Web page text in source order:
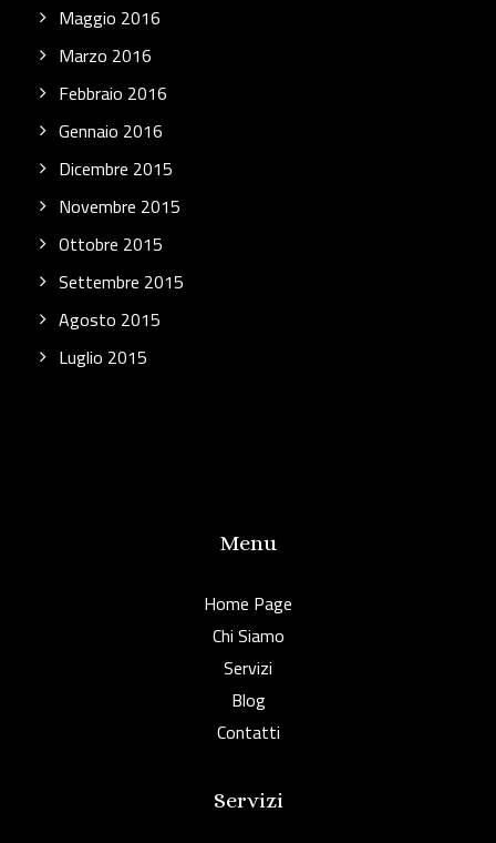
Maggio 2016
Marzo 2016
Febbraio 2016
Gennaio 2016
Dicembre 2015
Novembre 2015
Ottobre 2015
Settembre 2015
Agosto 2015
Luglio 2015
Menu
Home Page
Chi Siamo
Servizi
Blog
Contatti
Servizi